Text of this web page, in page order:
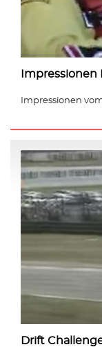
Impressionen
Impressionen
Drift